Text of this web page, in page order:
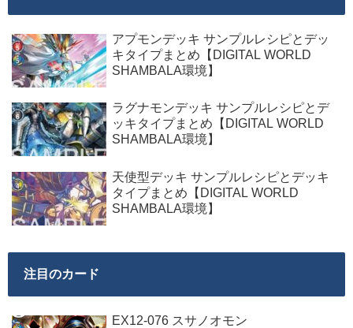
アプモンデッキ サンプルレシピとデッ
キタイプまとめ【DIGITAL WORLD
SHAMBALA環境】
ラグナモンデッキ サンプルレシピとデ
ッキタイプまとめ【DIGITAL WORLD
SHAMBALA環境】
天使型デッキ サンプルレシピとデッキ
タイプまとめ【DIGITAL WORLD
SHAMBALA環境】
注目のカード
EX12-076 スサノオモン